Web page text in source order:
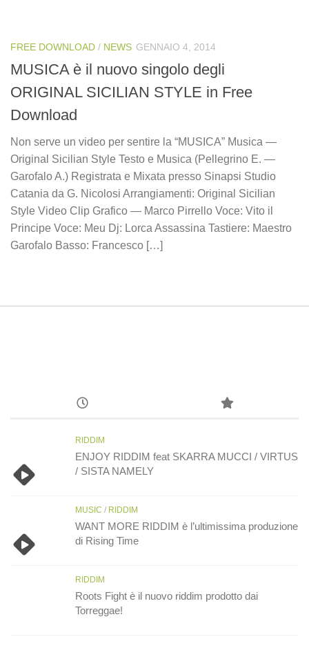
FREE DOWNLOAD / NEWS GENNAIO 4, 2014
MUSICA è il nuovo singolo degli
ORIGINAL SICILIAN STYLE in Free
Download
Non serve un video per sentire la “MUSICA” Musica —
Original Sicilian Style Testo e Musica (Pellegrino E. —
Garofalo A.) Registrata e Mixata presso Sinapsi Studio
Catania da G. Nicolosi Arrangiamenti: Original Sicilian
Style Video Clip Grafico — Marco Pirrello Voce: Vito il
Principe Voce: Meu Dj: Lorca Assassina Tastiere: Maestro
Garofalo Basso: Francesco […]
RIDDIM
ENJOY RIDDIM feat SKARRA MUCCI / VIRTUS
/ SISTA NAMELY
MUSIC / RIDDIM
WANT MORE RIDDIM è l’ultimissima produzione
di Rising Time
RIDDIM
Roots Fight è il nuovo riddim prodotto dai
Torreggae!